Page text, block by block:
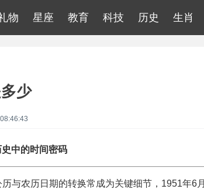
物 星座 教育 科技 历史 生肖
少
中的时间密码
与农历日期的转换常成为关键细节，1951年6